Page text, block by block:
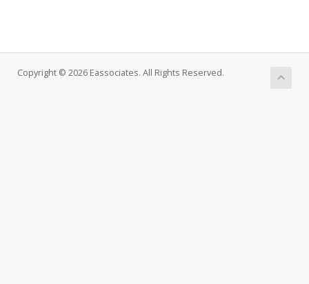
Copyright © 2026 Eassociates. All Rights Reserved.